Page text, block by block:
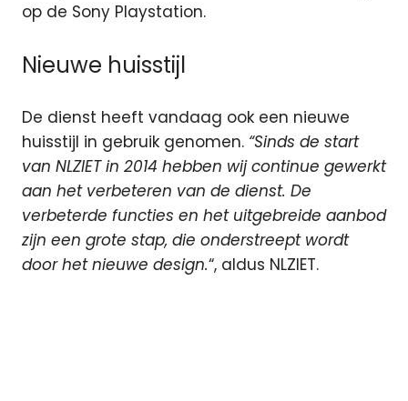
op de Sony Playstation.
Nieuwe huisstijl
De dienst heeft vandaag ook een nieuwe
huisstijl in gebruik genomen. “Sinds de start
van NLZIET in 2014 hebben wij continue gewerkt
aan het verbeteren van de dienst. De
verbeterde functies en het uitgebreide aanbod
zijn een grote stap, die onderstreept wordt
door het nieuwe design.“, aldus NLZIET.